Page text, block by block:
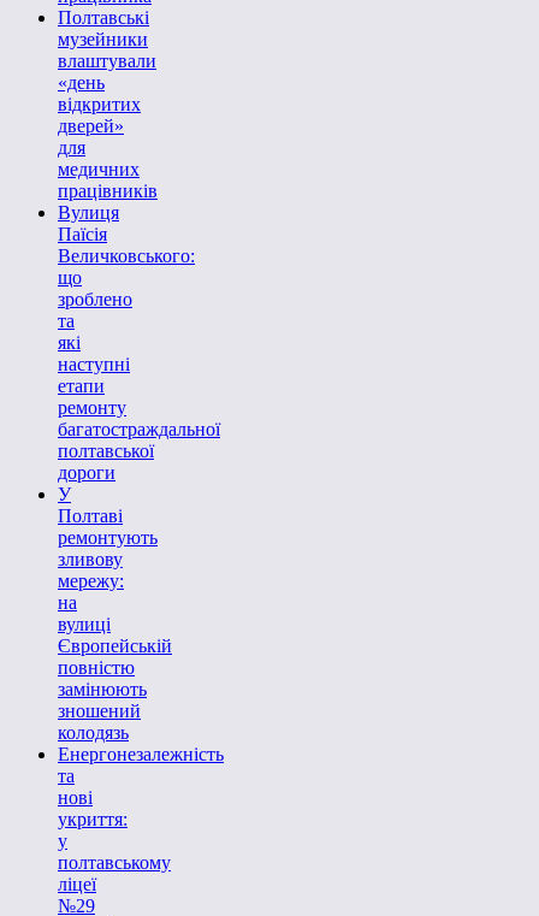
Полтавські
музейники
влаштували
«день
відкритих
дверей»
для
медичних
працівників
Вулиця
Паїсія
Величковського:
що
зроблено
та
які
наступні
етапи
ремонту
багатостраждальної
полтавської
дороги
У
Полтаві
ремонтують
зливову
мережу:
на
вулиці
Європейській
повністю
замінюють
зношений
колодязь
Енергонезалежність
та
нові
укриття:
у
полтавському
ліцеї
№29